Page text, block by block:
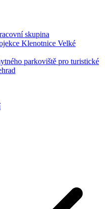
skupina
Klenotnice Velké
parkoviště pro turistické